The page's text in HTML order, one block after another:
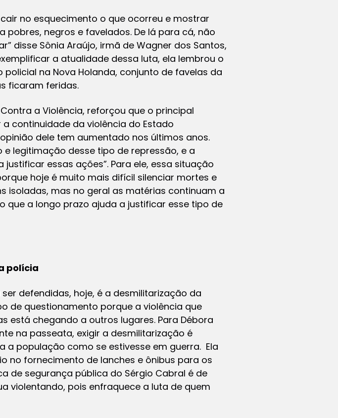
no esquecimento o que ocorreu e mostrar
negros e favelados. De lá para cá, não
disse Sônia Araújo, irmã de Wagner dos Santos,
a atualidade dessa luta, ela lembrou o
na Nova Holanda, conjunto de favelas da
ficaram feridas.
a Violência, reforçou que o principal
continuidade da violência do Estado
dele tem aumentado nos últimos anos.
legitimação desse tipo de repressão, e a
essas ações”. Para ele, essa situação
hoje é muito mais difícil silenciar mortes e
isoladas, mas no geral as matérias continuam a
que a longo prazo ajuda a justificar esse tipo de
defendidas, hoje, é a desmilitarização da
de questionamento porque a violência que
está chegando a outros lugares. Para Débora
na passeata, exigir a desmilitarização é
população como se estivesse em guerra. Ela
no fornecimento de lanches e ônibus para os
de segurança pública do Sérgio Cabral é de
violentando, pois enfraquece a luta de quem